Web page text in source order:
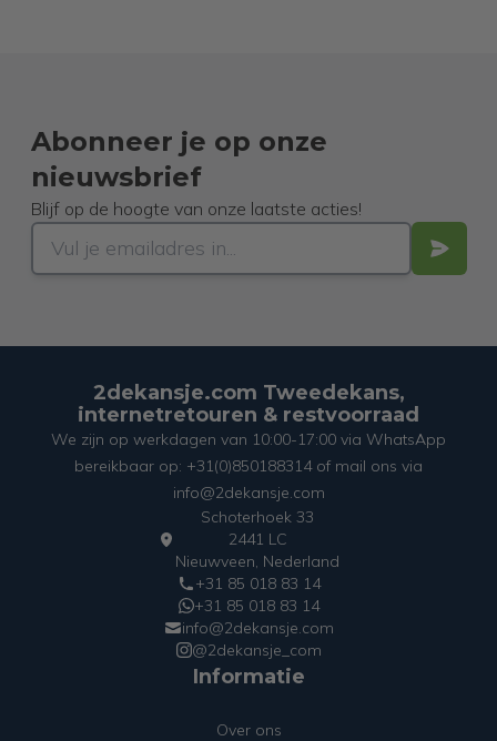
Abonneer je op onze
nieuwsbrief
Blijf op de hoogte van onze laatste acties!
2dekansje.com Tweedekans,
internetretouren & restvoorraad
We zijn op werkdagen van 10:00-17:00 via WhatsApp
bereikbaar op: +31(0)850188314 of mail ons via
info@2dekansje.com
Schoterhoek 33
2441 LC
Nieuwveen, Nederland
+31 85 018 83 14
+31 85 018 83 14
info@2dekansje.com
@2dekansje_com
Informatie
Over ons